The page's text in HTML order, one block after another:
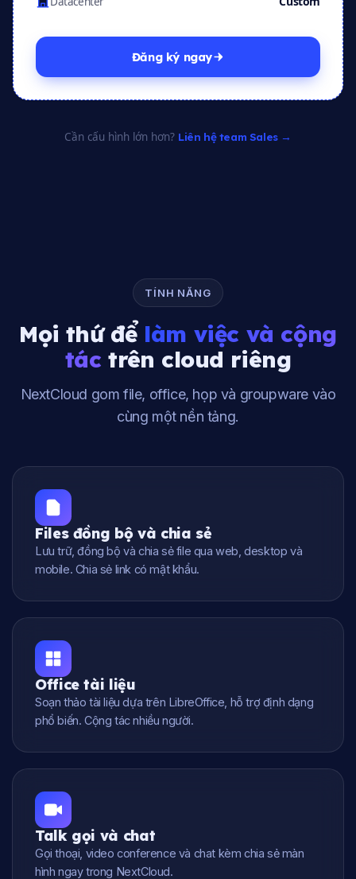
Đăng ký ngay
Cần cấu hình lớn hơn? Liên hệ team Sales →
TÍNH NĂNG
Mọi thứ để làm việc và cộng
tác trên cloud riêng
NextCloud gom file, office, họp và groupware vào
cùng một nền tảng.
Files đồng bộ và chia sẻ
Lưu trữ, đồng bộ và chia sẻ file qua web, desktop và
mobile. Chia sẻ link có mật khẩu.
Office tài liệu
Soạn thảo tài liệu dựa trên LibreOffice, hỗ trợ định dạng
phổ biến. Cộng tác nhiều người.
Talk gọi và chat
Gọi thoại, video conference và chat kèm chia sẻ màn
hình ngay trong NextCloud.